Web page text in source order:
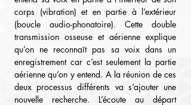
corps (vibration) et en partie à l’extérieur
(boucle audio-phonatoire). Cette double
transmission osseuse et aérienne explique
qu’on ne reconnaît pas sa voix dans un
enregistrement car c’est seulement la partie
aérienne qu’on y entend. A la réunion de ces
deux processus différents va s’ajouter une
nouvelle recherche. L’écoute au départ